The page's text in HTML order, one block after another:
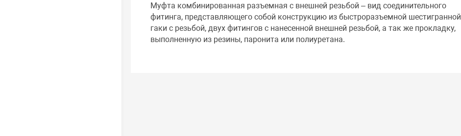
Муфта комбинированная разъемная с внешней резьбой – вид соединительного
фитинга, представляющего собой конструкцию из быстроразъемной шестигранной
гаки с резьбой, двух фитингов с нанесенной внешней резьбой, а так же прокладку,
выполненную из резины, паронита или полиуретана.